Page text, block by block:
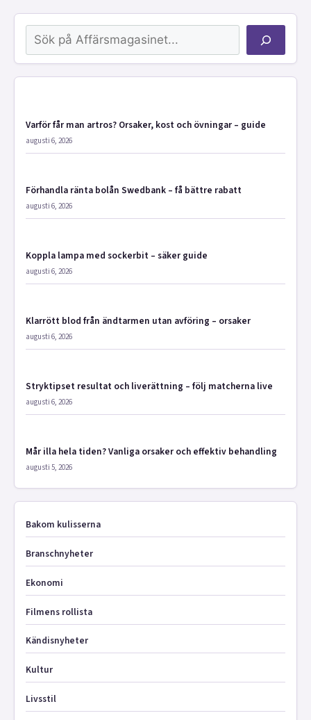
Sök
Varför får man artros? Orsaker, kost och övningar – guide
augusti 6, 2026
Förhandla ränta bolån Swedbank – få bättre rabatt
augusti 6, 2026
Koppla lampa med sockerbit – säker guide
augusti 6, 2026
Klarrött blod från ändtarmen utan avföring – orsaker
augusti 6, 2026
Stryktipset resultat och liverättning – följ matcherna live
augusti 6, 2026
Mår illa hela tiden? Vanliga orsaker och effektiv behandling
augusti 5, 2026
Bakom kulisserna
Branschnyheter
Ekonomi
Filmens rollista
Kändisnyheter
Kultur
Livsstil